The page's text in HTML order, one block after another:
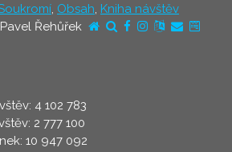
, Obsah, Kniha návštěv
Řehůřek
4 102 783
2 777 100
10 947 092